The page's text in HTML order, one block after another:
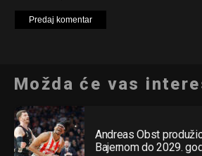
Možda će vas
Andreas Obst
Bajernom do 2029.